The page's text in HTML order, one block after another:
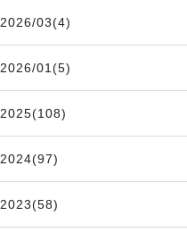
2026/03(4)
2026/01(5)
2025(108)
2024(97)
2023(58)